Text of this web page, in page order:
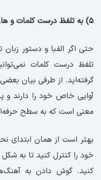
۵) به تلفظ درست کلمات و هارمونی آواهای زبان ترکی توجه کنید
حتی اگر الفبا و دستور زبان
تلفظ درست کلمات
گرفته‌اید. از طرفی بیان
آوایی خاص خود را دارند و
معنی است که به سطح
بهتر است از همان ابتدای
خود را کنترل کنید تا به
کنید. گوش دادن به